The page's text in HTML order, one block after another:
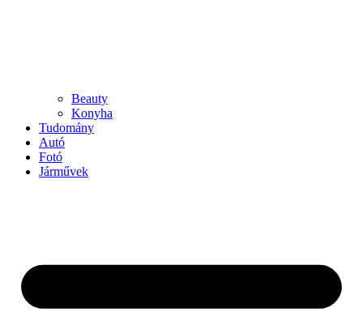
Beauty
Konyha
Tudomány
Autó
Fotó
Járművek